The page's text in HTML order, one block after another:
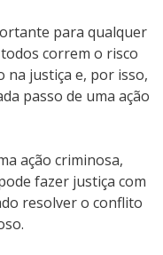
para qualquer
correm o risco
na justiça e, por isso,
passo de uma ação
ação criminosa,
fazer justiça com
resolver o conflito